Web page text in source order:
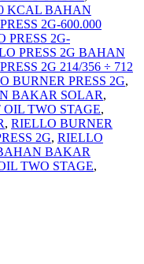
KCAL BAHAN
2G-600.000
PRESS 2G-
PRESS 2G BAHAN
2G 214/356 ÷ 712
BURNER PRESS 2G,
BAKAR SOLAR,
TWO STAGE,
, RIELLO BURNER
2G, RIELLO
BAKAR
TWO STAGE,